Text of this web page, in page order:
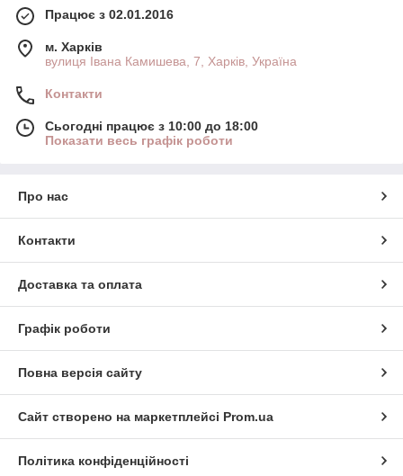
Працює з 02.01.2016
м. Харків
вулиця Івана Камишева, 7, Харків, Україна
Контакти
Сьогодні працює з 10:00 до 18:00
Показати весь графік роботи
Про нас
Контакти
Доставка та оплата
Графік роботи
Повна версія сайту
Сайт створено на маркетплейсі Prom.ua
Політика конфіденційності